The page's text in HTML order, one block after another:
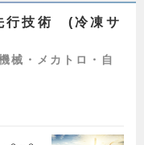
行技術 (冷凍サ
械・メカトロ・自